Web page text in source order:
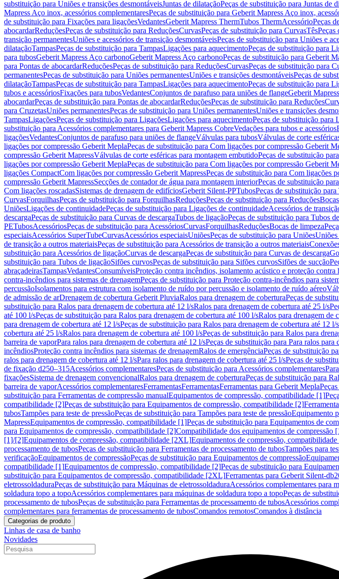
substituição para Uniões e transições desmontáveisJuntas de dilataçãoPeças de substituição para Juntas de
Mapress Aço inox, acessórios complementaresPeças de substituição para Geberit Mapress Aço inox,
de substituição para Fixações para ligaçõesVedantesGeberit Mapress ThermTubos ThermAcessórioPeças
abocardarReduçõesPeças de substituição para ReduçõesCurvasPeças de substituição para CurvasTêsPeças
transição permanentesUniões e acessórios de transição desmontáveisPeças de substituição para Uniões e
dilataçãoTampasPeças de substituição para TampasLigações para aquecimentoPeças de substituição para
para tubosGeberit Mapress Aço carbonoGeberit Mapress Aço carbonoPeças de substituição para Geberit
para Pontas de abocardarReduçõesPeças de substituição para ReduçõesCurvasPeças de substituição para
permanentesPeças de substituição para Uniões permanentesUniões e transições desmontáveisPeças de
dilataçãoTampasPeças de substituição para TampasLigações para aquecimentoPeças de substituição para
tubos e acessóriosFixações para tubosVedantesConjuntos de parafuso para uniões de flangeGeberit
abocardarPeças de substituição para Pontas de abocardarReduçõesPeças de substituição para Reduções
para CruzetasUniões permanentesPeças de substituição para Uniões permanentesUniões e transições
TampasLigaçõesPeças de substituição para LigaçõesLigações para aquecimentoPeças de substituição para
substituição para Acessórios complementares para Geberit Mapress CobreVedações para tubos e acessórios
ligaçõesVedantesConjuntos de parafuso para uniões de flangeVálvulas para tubosVálvulas de corte
ligações por compressão Geberit MeplaPeças de substituição para Com ligações por compressão Geberit
compressão Geberit MapressVálvulas de corte esféricas para montagem embutidoPeças de substituição
ligações por compressão Geberit MeplaPeças de substituição para Com ligações por compressão Geberit
ligações CompactCom ligações por compressão Geberit MapressPeças de substituição para Com ligações
compressão Geberit MapressSecções de contador de água para montagem interiorPeças de substituição
Com ligações roscadasSistemas de drenagem de edifíciosGeberit Silent-PPTubosPeças de substituição para
CurvasForquilhasPeças de substituição para ForquilhasReduçõesPeças de substituição para Reduções
UniõesLigações de continuidadePeças de substituição para Ligações de continuidadeAcessórios de
descargaPeças de substituição para Curvas de descargaTubos de ligaçãoPeças de substituição para Tubos
PETubosAcessóriosPeças de substituição para AcessóriosCurvasForquilhasReduçõesBocas de limpeza
especiaisAcessórios SuperTubeCurvasAcessórios especiaisUniõesPeças de substituição para UniõesUniões
de transição a outros materiaisPeças de substituição para Acessórios de transição a outros materiais
substituição para Acessórios de ligaçãoCurvas de descargaPeças de substituição para Curvas de descarga
substituição para Tubos de ligaçãoSifões curvosPeças de substituição para Sifões curvosSifões de sucção
abraçadeirasTampasVedantesConsumíveisProteção contra incêndios, isolamento acústico e proteção contra
contra-incêndios para sistemas de drenagemPeças de substituição para Proteção contra-incêndios para
percussãoIsolamentos para estrutura com isolamento de ruído por percussão e isolamento de ruído aéreo
de admissão de arDrenagem de cobertura Geberit PluviaRalos para drenagem de coberturaPeças de
substituição para Ralos para drenagem de cobertura até 12 l/sRalos para drenagem de cobertura até 25 l/s
até 100 l/sPeças de substituição para Ralos para drenagem de cobertura até 100 l/sRalos para drenagem de
para drenagem de cobertura até 12 l/sPeças de substituição para Ralos para drenagem de cobertura até 12 l/s
cobertura até 25 l/sRalos para drenagem de cobertura até 100 l/sPeças de substituição para Ralos para
barreira de vaporPara ralos para drenagem de cobertura até 12 l/sPeças de substituição para Para ralos
incêndiosProteção contra incêndios para sistemas de drenagemRalos de emergênciaPeças de substituição
ralos para drenagem de cobertura até 12 l/sPara ralos para drenagem de cobertura até 25 l/sPeças de
de fixação d250–315Acessórios complementaresPeças de substituição para Acessórios complementares
fixaçõesSistema de drenagem convencionalRalos para drenagem de coberturaPeças de substituição para
barreira de vaporAcessórios complementaresFerramentasFerramentasFerramentas para Geberit Mepla
substituição para Ferramentas de compressão manualEquipamentos de compressão, compatibilidade [1]
compatibilidade [2]Peças de substituição para Equipamentos de compressão, compatibilidade [2]
tubosTampões para teste de pressãoPeças de substituição para Tampões para teste de pressãoEquipamento
MapressEquipamentos de compressão, compatibilidade [1]Peças de substituição para Equipamentos de
para Equipamentos de compressão, compatibilidade [2]Compatibilidade dos equipamentos de compressão
[1]/[2]Equipamentos de compressão, compatibilidade [2XL]Equipamentos de compressão,
processamento de tubosPeças de substituição para Ferramentas de processamento de tubosTampões para
verificaçãoEquipamentos de compressãoPeças de substituição para Equipamentos de compressão
compatibilidade [1]Equipamentos de compressão, compatibilidade [2]Peças de substituição para
substituição para Equipamentos de compressão, compatibilidade [2XL]Ferramentas para Geberit Silent-
eletrossoldaduraPeças de substituição para Máquinas de eletrossoldaduraAcessórios complementares para
soldadura topo a topoAcessórios complementares para máquinas de soldadura topo a topoPeças de
processamento de tubosPeças de substituição para Ferramentas de processamento de tubosAcessórios
complementares para ferramentas de processamento de tubosComandos remotosComandos à distância
Categorias de produto
Linhas de casa de banho
Novidades